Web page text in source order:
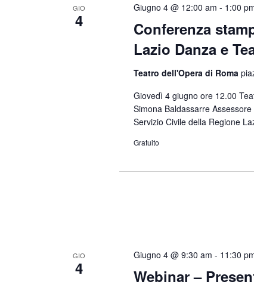
GIO
4
Conferenza
Lazio Danza e
Giugno 4 @ 12:00 am - 1:00
Teatro dell'Opera di Roma
Giovedì 4 giugno ore 12.00
Simona Baldassarre
Servizio Civile della Regione
Gratuito
GIO
4 Webinar –
Giugno 4 @ 9:30 am - 11:30